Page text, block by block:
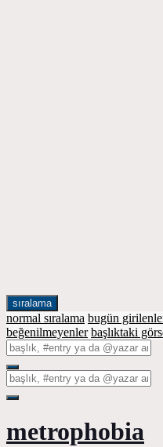
sıralama
normal sıralama bugün
beğenilmeyenler başlıktaki
metrophobia